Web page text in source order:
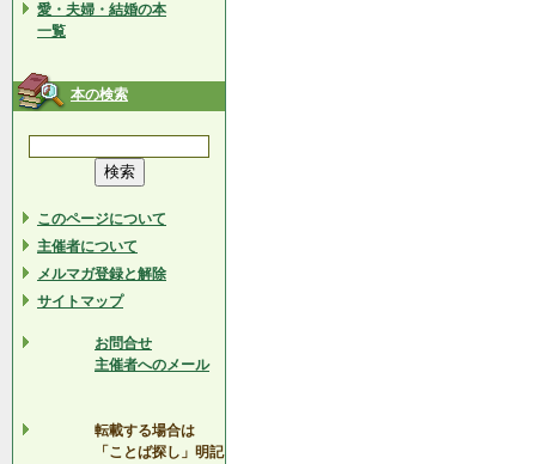
愛・夫婦・結婚の本
一覧
本の検索
このページについて
主催者について
メルマガ登録と解除
サイトマップ
お問合せ
主催者へのメール
転載する場合は
「ことば探し」明記